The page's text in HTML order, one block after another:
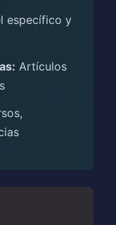
específico y
Artículos